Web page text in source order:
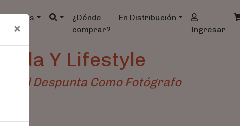
Agendas
¿Dónde
comprar?
En Distribución
Ingresar
×
Y Lifestyle
Despunta Como Fotógrafo